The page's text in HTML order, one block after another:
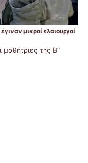
μικροί ελαιουργοί
μαθήτριες της Β”